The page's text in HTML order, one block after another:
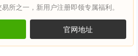
所之一，新用户注册即领专属福利。
官网地址